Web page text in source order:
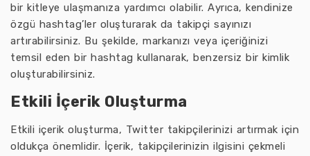
bir kitleye ulaşmanıza yardımcı olabilir. Ayrıca, kendinize
özgü hashtag’ler oluşturarak da takipçi sayınızı
artırabilirsiniz. Bu şekilde, markanızı veya içeriğinizi
temsil eden bir hashtag kullanarak, benzersiz bir kimlik
oluşturabilirsiniz.
Etkili İçerik Oluşturma
Etkili içerik oluşturma, Twitter takipçilerinizi artırmak için
oldukça önemlidir. İçerik, takipçilerinizin ilgisini çekmeli